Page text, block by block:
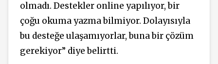
olmadı. Destekler online yapılıyor, bir
çoğu okuma yazma bilmiyor. Dolayısıyla
bu desteğe ulaşamıyorlar, buna bir çözüm
gerekiyor” diye belirtti.